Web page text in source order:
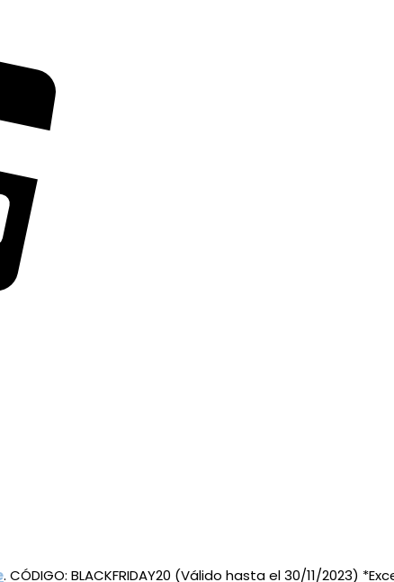
. CÓDIGO: BLACKFRIDAY20 (Válido hasta el 30/11/2023)